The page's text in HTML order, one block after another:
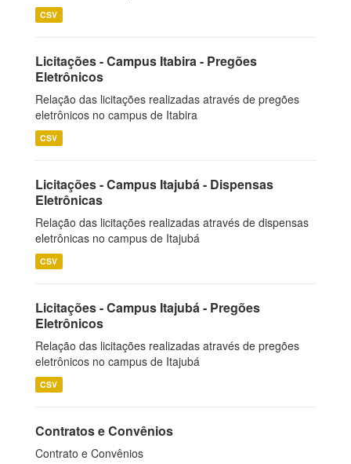
CSV
Licitações - Campus Itabira - Pregões
Eletrônicos
Relação das licitações realizadas através de pregões
eletrônicos no campus de Itabira
CSV
Licitações - Campus Itajubá - Dispensas
Eletrônicas
Relação das licitações realizadas através de dispensas
eletrônicas no campus de Itajubá
CSV
Licitações - Campus Itajubá - Pregões
Eletrônicos
Relação das licitações realizadas através de pregões
eletrônicos no campus de Itajubá
CSV
Contratos e Convênios
Contrato e Convênios